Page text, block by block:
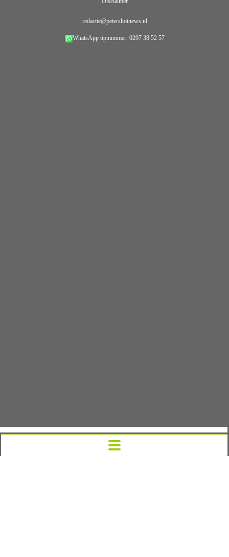
redactie@petershotnews.nl
WhatsApp tipnummer: 0297 38 52 57